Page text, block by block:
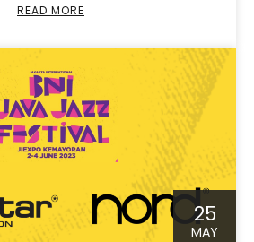
READ MORE
25
MAY